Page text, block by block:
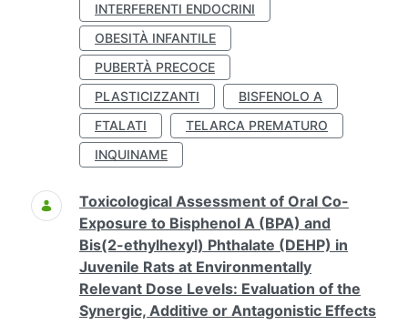
INTERFERENTI ENDOCRINI
OBESITÀ INFANTILE
PUBERTÀ PRECOCE
PLASTICIZZANTI
BISFENOLO A
FTALATI
TELARCA PREMATURO
INQUINAME
Toxicological Assessment of Oral Co-
Exposure to Bisphenol A (BPA) and
Bis(2-ethylhexyl) Phthalate (DEHP) in
Juvenile Rats at Environmentally
Relevant Dose Levels: Evaluation of the
Synergic, Additive or Antagonistic Effects